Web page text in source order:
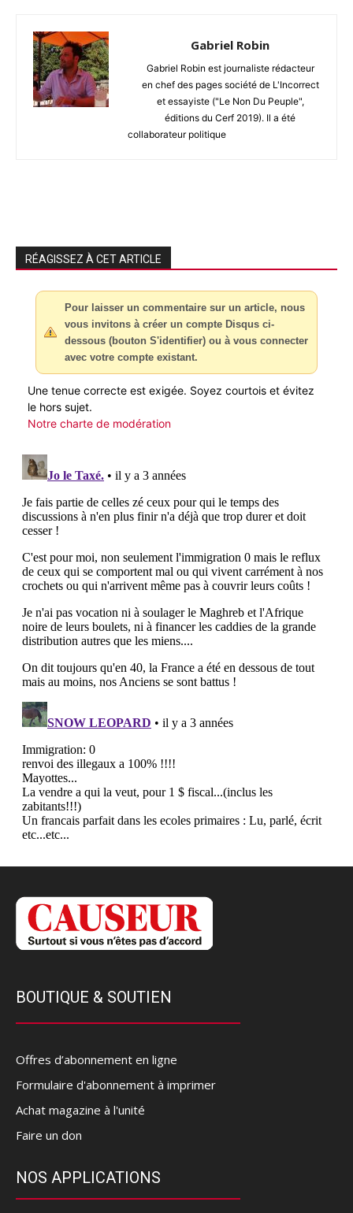
Gabriel Robin
Gabriel Robin est journaliste rédacteur
en chef des pages société de L'Incorrect
et essayiste ("Le Non Du Peuple",
éditions du Cerf 2019). Il a été
collaborateur politique
RÉAGISSEZ À CET ARTICLE
Pour laisser un commentaire sur un article, nous
vous invitons à créer un compte Disqus ci-
dessous (bouton S'identifier) ou à vous connecter
avec votre compte existant.
Une tenue correcte est exigée. Soyez courtois et évitez
le hors sujet.
Notre charte de modération
BOUTIQUE & SOUTIEN
Offres d’abonnement en ligne
Formulaire d'abonnement à imprimer
Achat magazine à l'unité
Faire un don
NOS APPLICATIONS